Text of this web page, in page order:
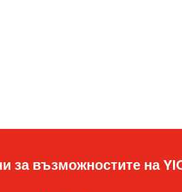
за възможностите на